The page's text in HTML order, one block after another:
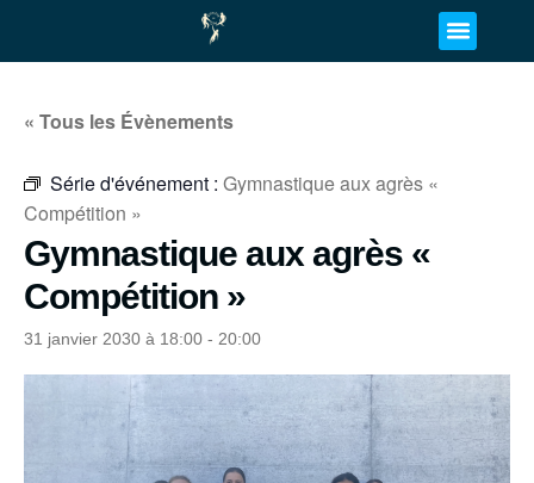
« Tous les Évènements
Série d'événement : Gymnastique aux agrès «
Compétition »
Gymnastique aux agrès «
Compétition »
31 janvier 2030 à 18:00 - 20:00